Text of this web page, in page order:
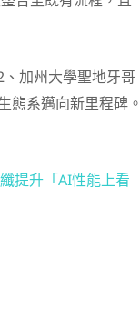
加州大學聖地牙哥
態系邁向新里程碑
提升「AI性能上看